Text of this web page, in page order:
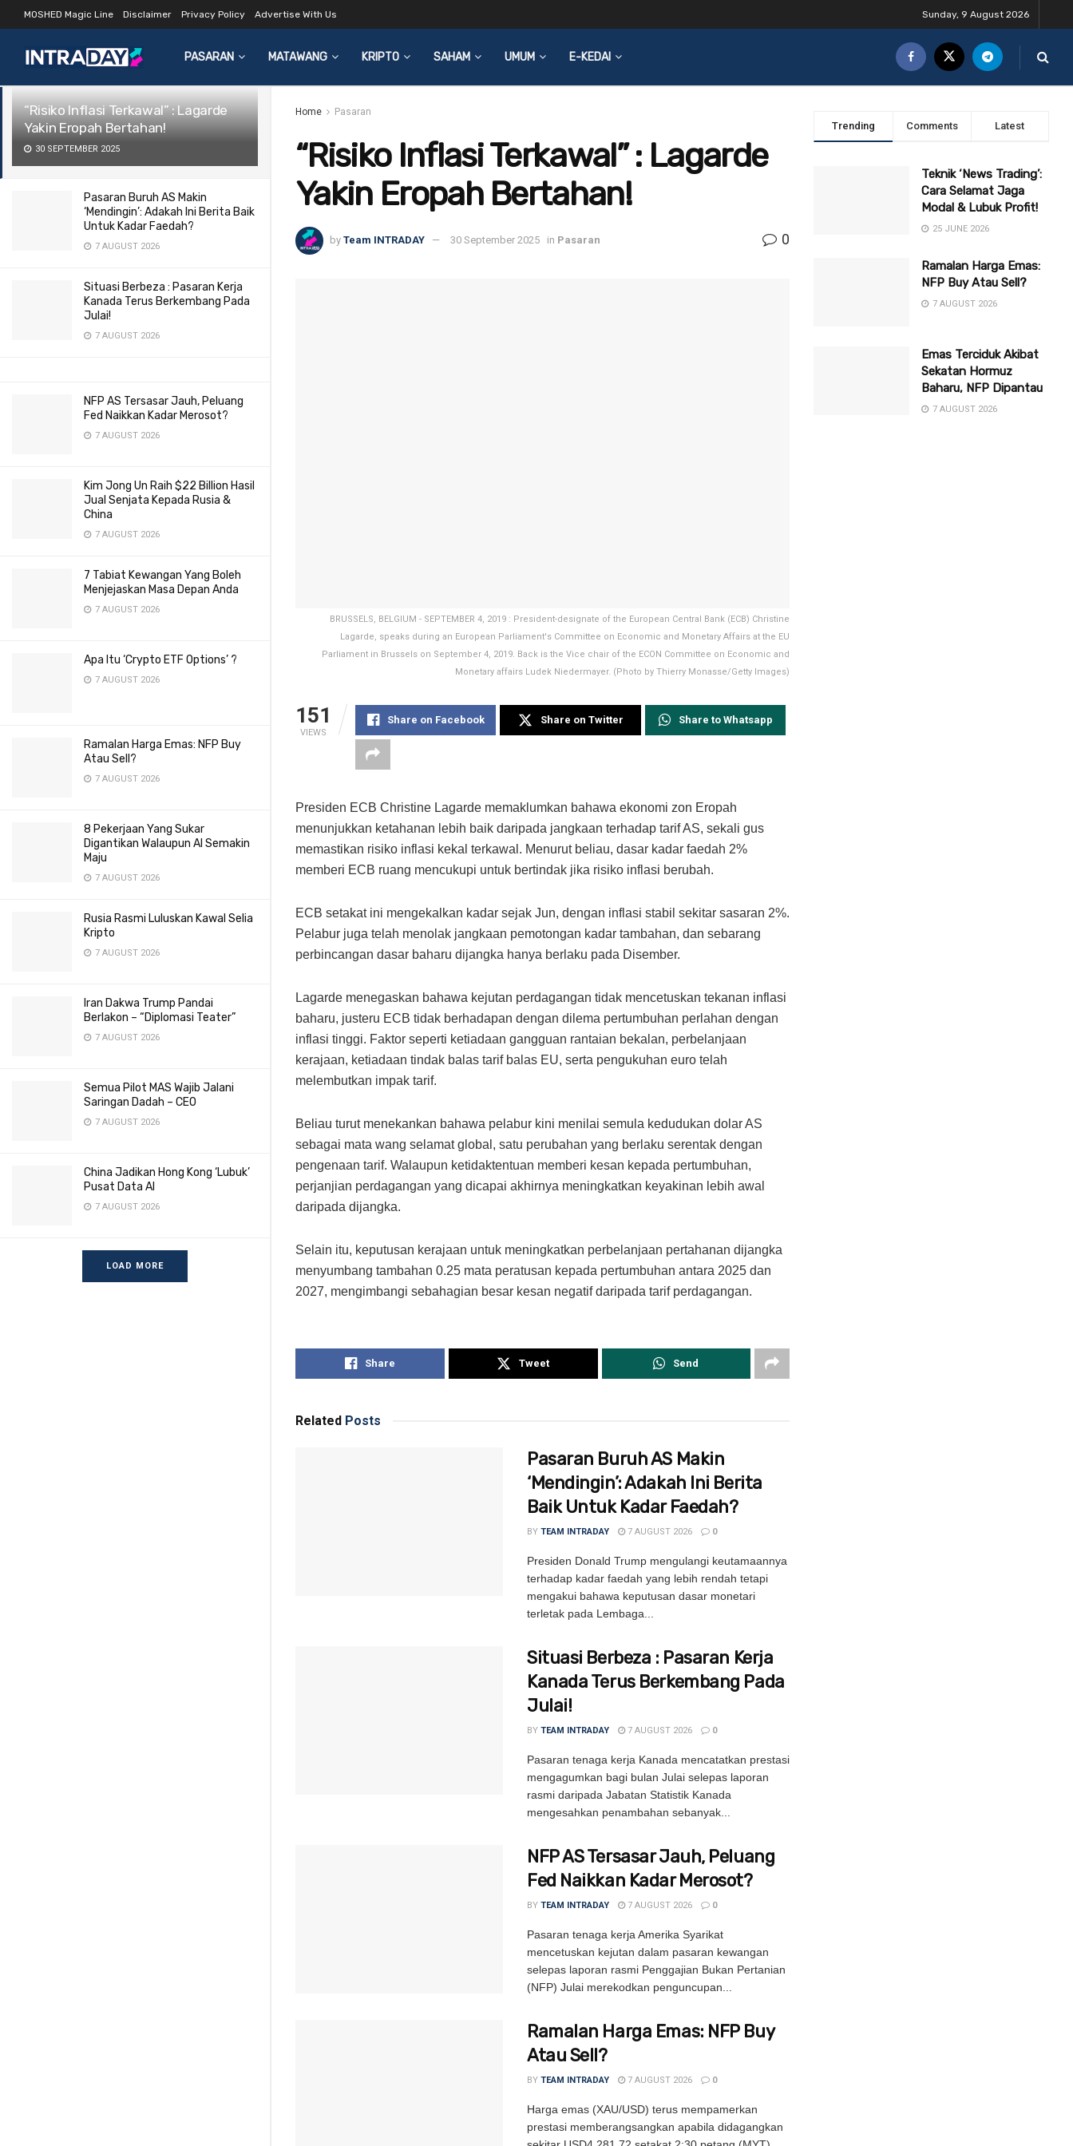
LATEST TRENDING Filter
“Risiko Inflasi Terkawal” : Lagarde
Yakin Eropah Bertahan!
30 SEPTEMBER 2025
Pasaran Buruh AS Makin
‘Mendingin’: Adakah Ini Berita Baik
Untuk Kadar Faedah?
7 AUGUST 2026
Situasi Berbeza : Pasaran Kerja
Kanada Terus Berkembang Pada
Julai!
7 AUGUST 2026
NFP AS Tersasar Jauh, Peluang
Fed Naikkan Kadar Merosot?
7 AUGUST 2026
Kim Jong Un Raih $22 Billion Hasil
Jual Senjata Kepada Rusia &
China
7 AUGUST 2026
7 Tabiat Kewangan Yang Boleh
Menjejaskan Masa Depan Anda
7 AUGUST 2026
Apa Itu ‘Crypto ETF Options’ ?
7 AUGUST 2026
Ramalan Harga Emas: NFP Buy
Atau Sell?
7 AUGUST 2026
8 Pekerjaan Yang Sukar
Digantikan Walaupun AI Semakin
Maju
7 AUGUST 2026
Rusia Rasmi Luluskan Kawal Selia
Kripto
7 AUGUST 2026
Iran Dakwa Trump Pandai
Berlakon – “Diplomasi Teater”
7 AUGUST 2026
Semua Pilot MAS Wajib Jalani
Saringan Dadah – CEO
7 AUGUST 2026
China Jadikan Hong Kong ‘Lubuk’
Pusat Data AI
7 AUGUST 2026
LOAD MORE
MOSHED Magic Line Disclaimer Privacy Policy Advertise With Us Sunday, 9 August 2026
PASARAN MATAWANG KRIPTO SAHAM UMUM E-KEDAI
Home Pasaran
“Risiko Inflasi Terkawal” : Lagarde
Yakin Eropah Bertahan!
by Team INTRADAY 30 September 2025 in Pasaran 0
BRUSSELS, BELGIUM - SEPTEMBER 4, 2019 : President-designate of the European Central Bank (ECB) Christine
Lagarde, speaks during an European Parliament's Committee on Economic and Monetary Affairs at the EU
Parliament in Brussels on September 4, 2019. Back is the Vice chair of the ECON Committee on Economic and
Monetary affairs Ludek Niedermayer. (Photo by Thierry Monasse/Getty Images)
151
VIEWS
Share on Facebook Share on Twitter Share to Whatsapp
Presiden ECB Christine Lagarde memaklumkan bahawa ekonomi zon Eropah
menunjukkan ketahanan lebih baik daripada jangkaan terhadap tarif AS, sekali gus
memastikan risiko inflasi kekal terkawal. Menurut beliau, dasar kadar faedah 2%
memberi ECB ruang mencukupi untuk bertindak jika risiko inflasi berubah.
ECB setakat ini mengekalkan kadar sejak Jun, dengan inflasi stabil sekitar sasaran 2%.
Pelabur juga telah menolak jangkaan pemotongan kadar tambahan, dan sebarang
perbincangan dasar baharu dijangka hanya berlaku pada Disember.
Lagarde menegaskan bahawa kejutan perdagangan tidak mencetuskan tekanan inflasi
baharu, justeru ECB tidak berhadapan dengan dilema pertumbuhan perlahan dengan
inflasi tinggi. Faktor seperti ketiadaan gangguan rantaian bekalan, perbelanjaan
kerajaan, ketiadaan tindak balas tarif balas EU, serta pengukuhan euro telah
melembutkan impak tarif.
Beliau turut menekankan bahawa pelabur kini menilai semula kedudukan dolar AS
sebagai mata wang selamat global, satu perubahan yang berlaku serentak dengan
pengenaan tarif. Walaupun ketidaktentuan memberi kesan kepada pertumbuhan,
perjanjian perdagangan yang dicapai akhirnya meningkatkan keyakinan lebih awal
daripada dijangka.
Selain itu, keputusan kerajaan untuk meningkatkan perbelanjaan pertahanan dijangka
menyumbang tambahan 0.25 mata peratusan kepada pertumbuhan antara 2025 dan
2027, mengimbangi sebahagian besar kesan negatif daripada tarif perdagangan.
Share Tweet Send
Related Posts
Pasaran Buruh AS Makin
‘Mendingin’: Adakah Ini Berita
Baik Untuk Kadar Faedah?
BY TEAM INTRADAY 7 AUGUST 2026 0
Presiden Donald Trump mengulangi keutamaannya
terhadap kadar faedah yang lebih rendah tetapi
mengakui bahawa keputusan dasar monetari
terletak pada Lembaga...
Situasi Berbeza : Pasaran Kerja
Kanada Terus Berkembang Pada
Julai!
BY TEAM INTRADAY 7 AUGUST 2026 0
Pasaran tenaga kerja Kanada mencatatkan prestasi
mengagumkan bagi bulan Julai selepas laporan
rasmi daripada Jabatan Statistik Kanada
mengesahkan penambahan sebanyak...
NFP AS Tersasar Jauh, Peluang
Fed Naikkan Kadar Merosot?
BY TEAM INTRADAY 7 AUGUST 2026 0
Pasaran tenaga kerja Amerika Syarikat
mencetuskan kejutan dalam pasaran kewangan
selepas laporan rasmi Penggajian Bukan Pertanian
(NFP) Julai merekodkan penguncupan...
Ramalan Harga Emas: NFP Buy
Atau Sell?
BY TEAM INTRADAY 7 AUGUST 2026 0
Harga emas (XAU/USD) terus mempamerkan
prestasi memberangsangkan apabila didagangkan
Trending Comments Latest
Teknik ‘News Trading’:
Cara Selamat Jaga
Modal & Lubuk Profit!
25 JUNE 2026
Ramalan Harga Emas:
NFP Buy Atau Sell?
7 AUGUST 2026
Emas Terciduk Akibat
Sekatan Hormuz
Baharu, NFP Dipantau
7 AUGUST 2026